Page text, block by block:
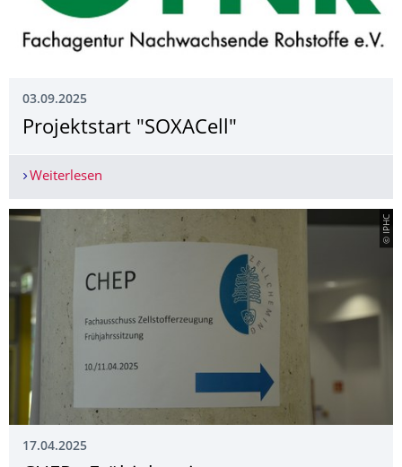
03.09.2025
Projektstart "SOXACell"
Weiterlesen
© IPHC
17.04.2025